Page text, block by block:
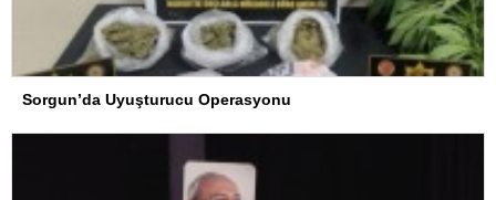
Sorgun’da Uyuşturucu Operasyonu